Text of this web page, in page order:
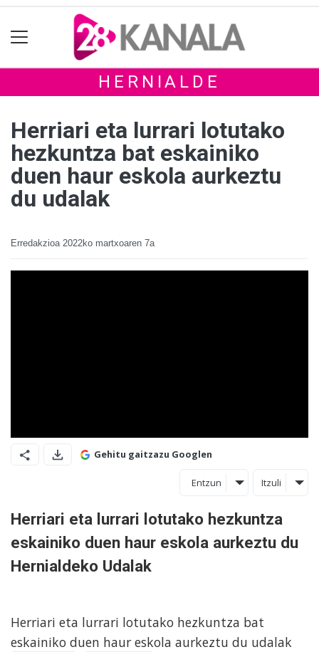
HERNIALDE
Herriari eta lurrari lotutako
hezkuntza bat eskainiko
duen haur eskola aurkeztu
du udalak
Erredakzioa 2022ko martxoaren 7a
Gehitu gaitzazu Googlen
Entzun Itzuli
Herriari eta lurrari lotutako hezkuntza
eskainiko duen haur eskola aurkeztu du
Hernialdeko Udalak
Herriari eta lurrari lotutako hezkuntza bat
eskainiko duen haur eskola aurkeztu du udalak